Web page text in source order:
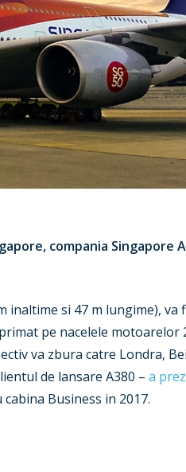
compania Singapore
si 47 m lungime),
pe nacelele motoarelor
va zbura catre Londra,
de lansare A380 – a
Business in 2017.